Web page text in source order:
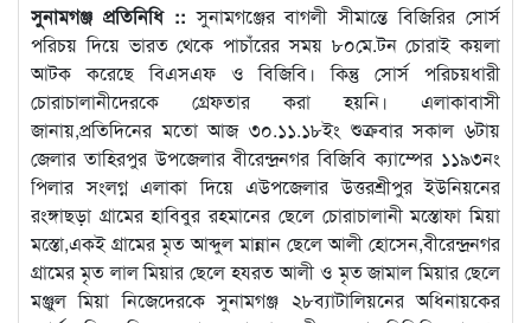
সুনামগঞ্জ প্রতিনিধি :: সুনামগঞ্জের বাগলী সীমান্তে বিজিরির সোর্স
পরিচয় দিয়ে ভারত থেকে পাচাঁরের সময় ৮০মে.টন চোরাই কয়লা
আটক করেছে বিএসএফ ও বিজিবি। কিন্তু সোর্স পরিচয়ধারী
চোরাচালানীদেরকে গ্রেফতার করা হয়নি। এলাকাবাসী
জানায়,প্রতিদিনের মতো আজ ৩০.১১.১৮ইং শুক্রবার সকাল ৬টায়
জেলার তাহিরপুর উপজেলার বীরেন্দ্রনগর বিজিবি ক্যাম্পের ১১৯৩নং
পিলার সংলগ্ন এলাকা দিয়ে এউপজেলার উত্তরশ্রীপুর ইউনিয়নের
রংঙ্গাছড়া গ্রামের হাবিবুর রহমানের ছেলে চোরাচালানী মস্তোফা মিয়া
মস্তো,একই গ্রামের মৃত আব্দুল মান্নান ছেলে আলী হোসেন,বীরেন্দ্রনগর
গ্রামের মৃত লাল মিয়ার ছেলে হযরত আলী ও মৃত জামাল মিয়ার ছেলে
মঞ্জুল মিয়া নিজেদেরকে সুনামগঞ্জ ২৮ব্যাটালিয়নের অধিনায়কের